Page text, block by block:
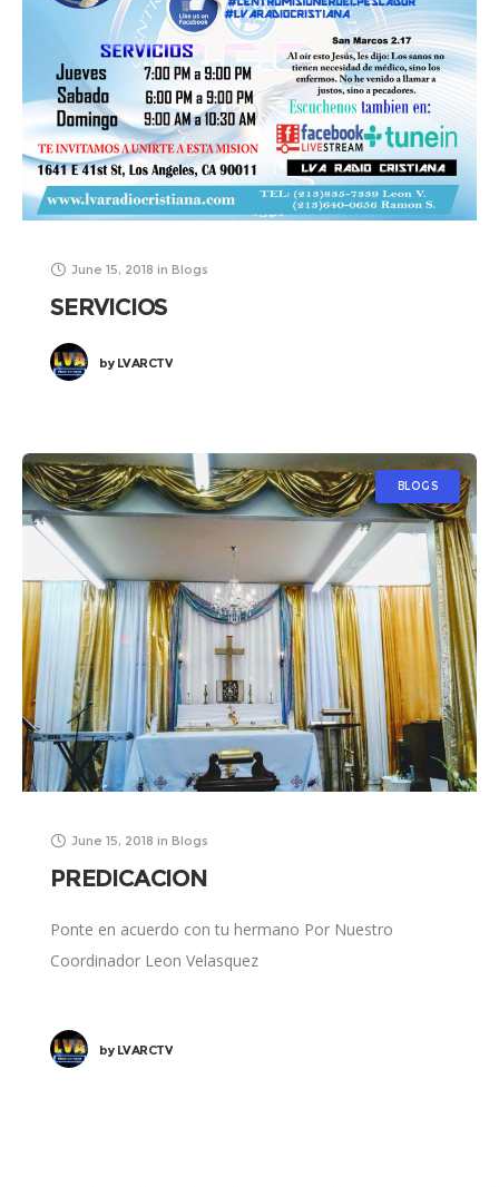
June 15, 2018 in Blogs
SERVICIOS
byLVARCTV
BLOGS
June 15, 2018 in Blogs
PREDICACION
Ponte en acuerdo con tu hermano Por Nuestro
Coordinador Leon Velasquez
byLVARCTV